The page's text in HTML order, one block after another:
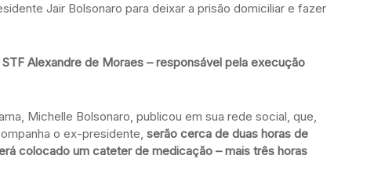
Jair Bolsonaro para deixar a prisão domiciliar e fazer
Alexandre de Moraes – responsável pela execução
Michelle Bolsonaro, publicou em sua rede social, que,
o ex-presidente, serão cerca de duas horas de
colocado um cateter de medicação – mais três horas